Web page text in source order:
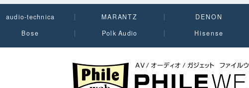
audio-technica MARANTZ DENON
Bose
Polk Audio Hisense
PHILE WEB｜AV/オーディオ/ガジェット